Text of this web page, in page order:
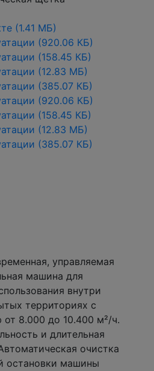
(1.41 МБ)
(920.06 КБ)
(158.45 КБ)
(12.83 МБ)
(385.07 КБ)
(920.06 КБ)
(158.45 КБ)
(12.83 МБ)
(385.07 КБ)
управляемая
машина для
внутри
территориях с
от 8.000 до 10.400 м²/ч.
и длительная
очистка
остановки машины